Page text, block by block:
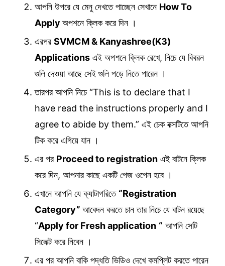
আপনি উপরে যে মেনু দেখতে পাচ্ছেন সেখানে How To
Apply অপশনে ক্লিক করে দিন ।
এরপরSVMCM & Kanyashree(K3)
Applications এই অপশনে ক্লিক রেখে, নিচে যে বিবরন
গুলি দেওয়া আছে সেই গুলি পড়ে নিতে পারেন ।
তারপর আপনি নিচে “This is to declare that I
have read the instructions properly and I
agree to abide by them.” এই চেক বক্সটিতে আপনি
টিক করে এগিয়ে যান ।
এর পর Proceed to registration এই বাটনে ক্লিক
করে দিন, আপনার কাছে একটি পেজ ওপেন হবে ।
এখানে আপনি যে ক্যাটাগরিতে “Registration
Category” আবেদন করতে চান তার নিচে যে বাটন রয়েছে
“Apply for Fresh application “ আপনি সেটি
সিলেক্ট করে নিবেন ।
এর পর আপনি বাকি পদ্ধতি ভিডিও দেখে কমপ্লিট করতে পারেন